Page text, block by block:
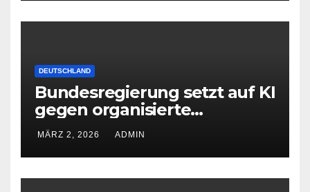
DEUTSCHLAND
Bundesregierung setzt auf KI
gegen organisierte
Kriminalität
MÄRZ 2, 2026 ADMIN